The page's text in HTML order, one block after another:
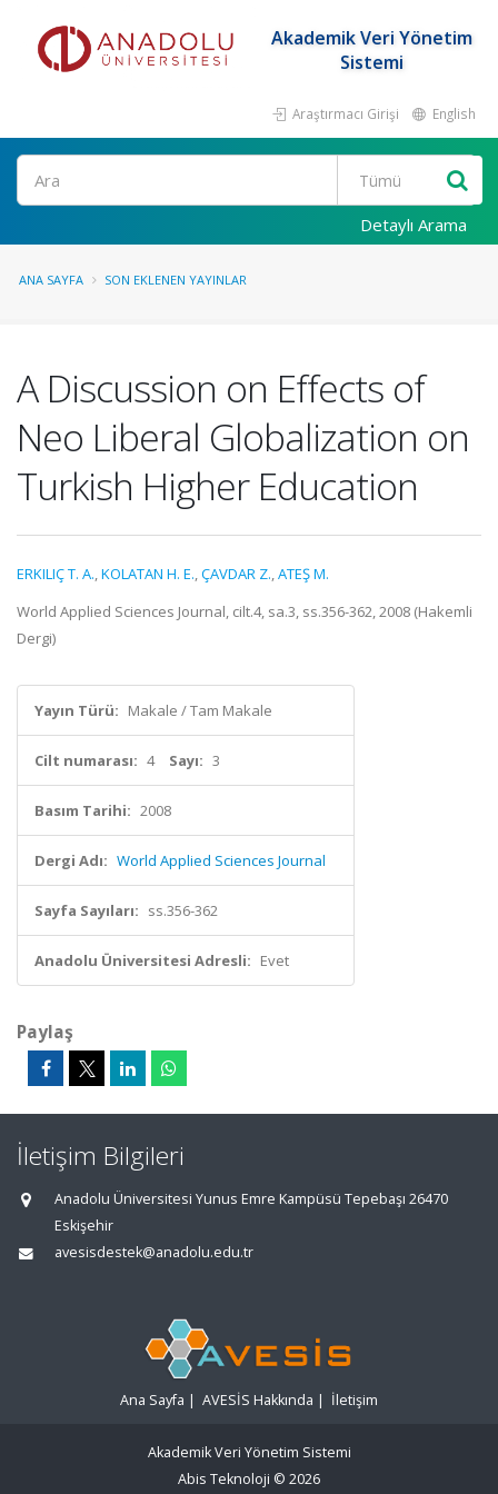
Akademik Veri Yönetim
Sistemi
Araştırmacı Girişi English
Ara
Detaylı Arama
ANA SAYFA SON EKLENEN YAYINLAR
A Discussion on Effects of
Neo Liberal Globalization on
Turkish Higher Education
ERKILIÇ T. A.,KOLATAN H. E.,ÇAVDAR Z.,ATEŞ M.
World Applied Sciences Journal, cilt.4, sa.3, ss.356-362, 2008 (Hakemli
Dergi)
Yayın Türü: Makale / Tam Makale
Cilt numarası: 4 Sayı: 3
Basım Tarihi: 2008
Dergi Adı: World Applied Sciences Journal
Sayfa Sayıları: ss.356-362
Anadolu Üniversitesi Adresli: Evet
Paylaş
İletişim Bilgileri
Anadolu Üniversitesi Yunus Emre Kampüsü Tepebaşı 26470
Eskişehir
avesisdestek@anadolu.edu.tr
Ana Sayfa | AVESİS Hakkında | İletişim
Akademik Veri Yönetim Sistemi
Abis Teknoloji © 2026